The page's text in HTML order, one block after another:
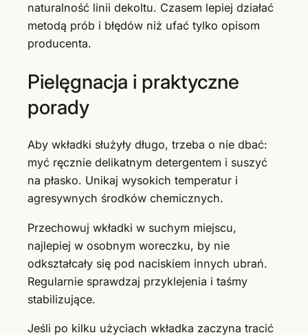
naturalność linii dekoltu. Czasem lepiej działać
metodą prób i błędów niż ufać tylko opisom
producenta.
Pielęgnacja i praktyczne
porady
Aby wkładki służyły długo, trzeba o nie dbać:
myć ręcznie delikatnym detergentem i suszyć
na płasko. Unikaj wysokich temperatur i
agresywnych środków chemicznych.
Przechowuj wkładki w suchym miejscu,
najlepiej w osobnym woreczku, by nie
odkształcały się pod naciskiem innych ubrań.
Regularnie sprawdzaj przyklejenia i taśmy
stabilizujące.
Jeśli po kilku użyciach wkładka zaczyna tracić